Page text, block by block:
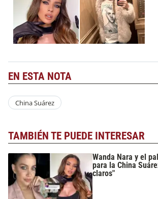
EN ESTA NOTA
China Suárez
TAMBIÉN TE PUEDE INTERESAR
Wanda Nara y el
para la China
claros"